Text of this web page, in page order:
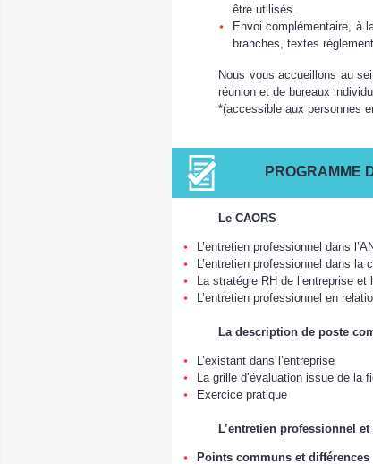
être utilisés.
Envoi complémentaire, à
branches, textes
Nous vous accueillons au
réunion et de bureaux
*(accessible aux personnes
PROGRAMME
Le CAORS
L’entretien professionnel dans
L’entretien professionnel dans la
La stratégie RH de l’entreprise
L’entretien professionnel en
La description de poste
L’existant dans l’entreprise
La grille d’évaluation issue de la
Exercice pratique
L’entretien professionnel
Points communs et différences